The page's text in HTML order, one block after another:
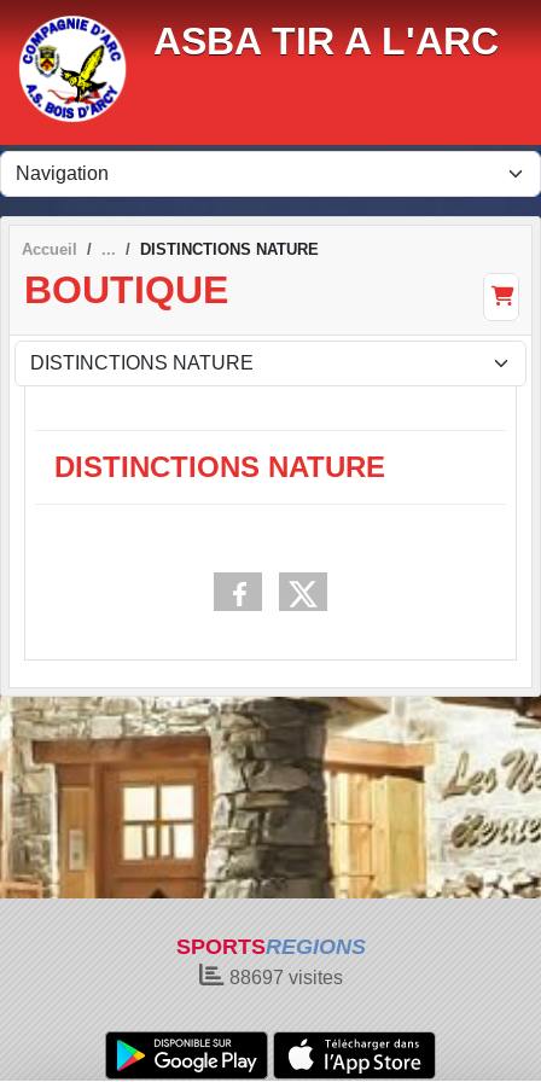
ASBA TIR A L'ARC
Accueil DISTINCTIONS NATURE
BOUTIQUE
DISTINCTIONS NATURE
SPORTSREGIONS
88697 visites
Panneau de gestion des cookies